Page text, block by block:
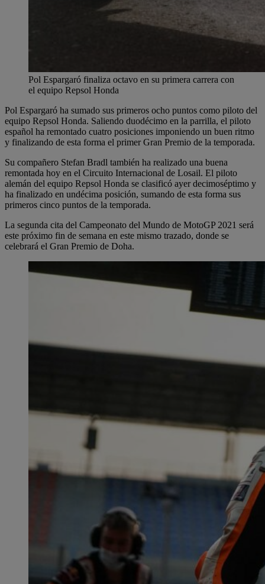
Pol Espargaró finaliza octavo en su primera carrera con
el equipo Repsol Honda
Pol Espargaró ha sumado sus primeros ocho puntos como piloto del
equipo Repsol Honda. Saliendo duodécimo en la parrilla, el piloto
español ha remontado cuatro posiciones imponiendo un buen ritmo
y finalizando de esta forma el primer Gran Premio de la temporada.
Su compañero Stefan Bradl también ha realizado una buena
remontada hoy en el Circuito Internacional de Losail. El piloto
alemán del equipo Repsol Honda se clasificó ayer decimoséptimo y
ha finalizado en undécima posición, sumando de esta forma sus
primeros cinco puntos de la temporada.
La segunda cita del Campeonato del Mundo de MotoGP 2021 será
este próximo fin de semana en este mismo trazado, donde se
celebrará el Gran Premio de Doha.